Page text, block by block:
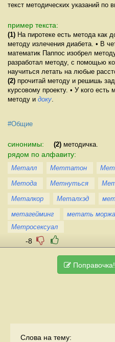
текст методических указаний по
пример текста:
(1) На пиротеке есть метода как
методу излечения диабета. • В
математик Паппос изобрел
разработал методу, с помощью
научиться летать на любые
(2) прочитай методу и решишь
курсовому проекту. • У кого
методу и доку
#Общие
синонимы: (2) методичка.
рядом по алфавиту:
Металл Меттатон
Метода
Метнуться
Металкор
Металхэд
метагейминг
метать моржа
Метросексуал
-8
Поправочка!
Слова на тему: